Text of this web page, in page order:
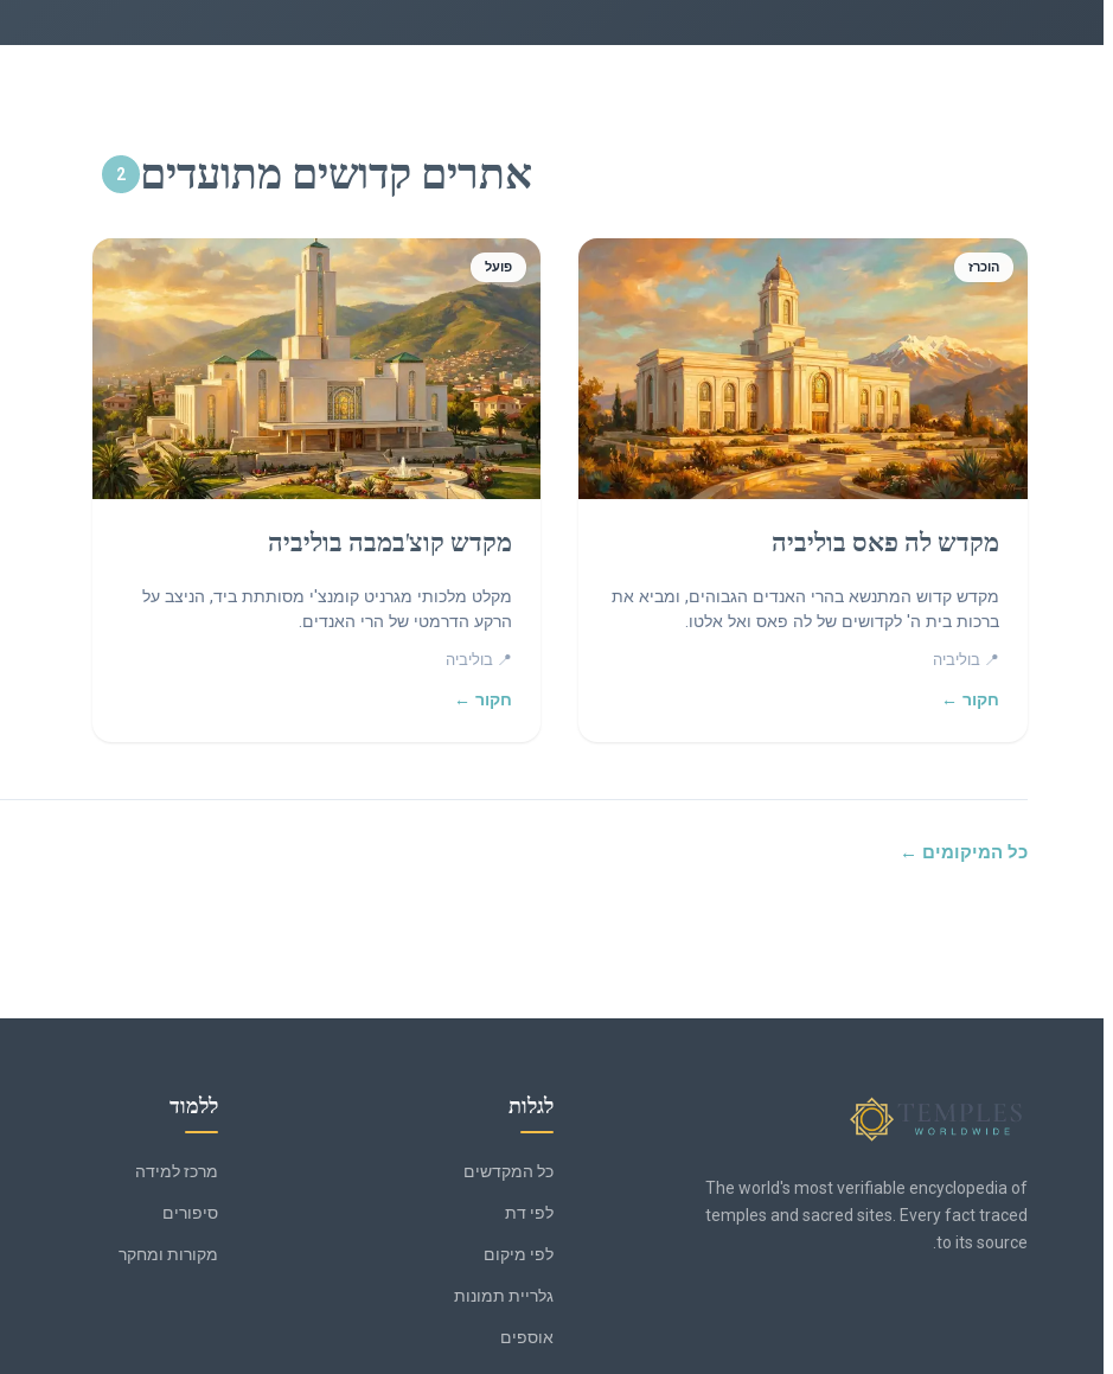
אתרים קדושים מתועדים 2
הוכרז
מקדש לה פאס בוליביה
מקדש קדוש המתנשא בהרי האנדים הגבוהים, ומביא את
ברכות בית ה' לקדושים של לה פאס ואל אלטו.
📍 בוליביה
חקור ←
פועל
מקדש קוצ'במבה בוליביה
מקלט מלכותי מגרניט קומנצ'י מסותתת ביד, הניצב על
הרקע הדרמטי של הרי האנדים.
📍 בוליביה
חקור ←
כל המיקומים ←
The world's most verifiable encyclopedia of
temples and sacred sites. Every fact traced
to its source.
לגלות
כל המקדשים
לפי דת
לפי מיקום
גלריית תמונות
אוספים
ללמוד
מרכז למידה
סיפורים
מקורות ומחקר